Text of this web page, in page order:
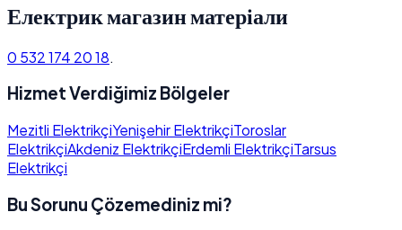
Електрик магазин матеріали
0 532 174 20 18.
Hizmet Verdiğimiz Bölgeler
Mezitli ElektrikçiYenişehir ElektrikçiToroslar
ElektrikçiAkdeniz ElektrikçiErdemli ElektrikçiTarsus
Elektrikçi
Bu Sorunu Çözemediniz mi?